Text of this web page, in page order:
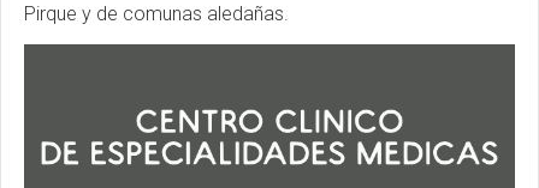
Pirque y de comunas aledañas.